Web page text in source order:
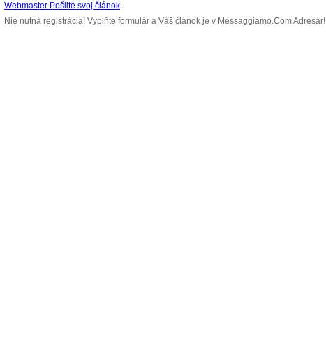
Webmaster Pošlite svoj článok
Nie nutná registrácia! Vyplňte formulár a Váš článok je v Messaggiamo.Com Adresár!